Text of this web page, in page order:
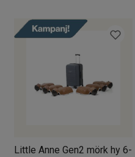
Little Anne Gen2 mörk hy 6-